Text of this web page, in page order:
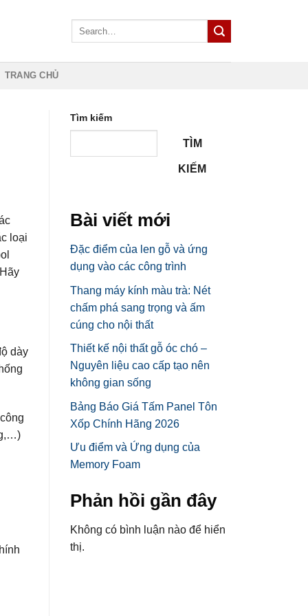
TRANG CHỦ
loại
dày
Tìm kiếm
TÌM
KIẾM
Bài viết mới
Đặc điểm của len gỗ và ứng
dụng vào các công trình
Thang máy kính màu trà: Nét
chấm phá sang trọng và ấm
cúng cho nội thất
Thiết kế nội thất gỗ óc chó –
Nguyên liệu cao cấp tạo nên
không gian sống
Bảng Báo Giá Tấm Panel Tôn
Xốp Chính Hãng 2026
Ưu điểm và Ứng dụng của
Memory Foam
Phản hồi gần đây
Không có bình luận nào để hiển
thị.